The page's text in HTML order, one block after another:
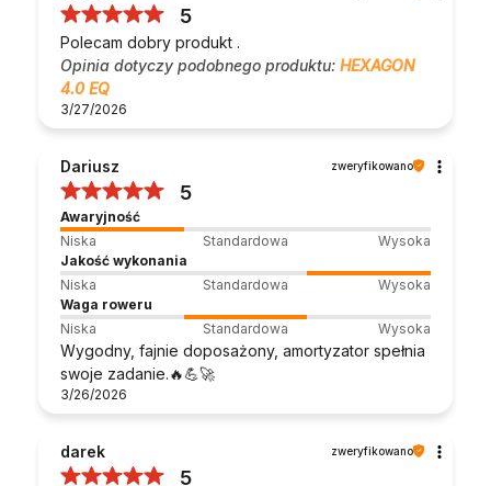
5
Polecam dobry produkt .
Opinia dotyczy podobnego produktu: HEXAGON
4.0 EQ
3/27/2026
Dariusz zweryfikowano
5
Awaryjność
Niska
Standardowa
Wysoka
Jakość wykonania
Niska
Standardowa
Wysoka
Waga roweru
Niska
Standardowa Wysoka
Wygodny, fajnie doposażony, amortyzator spełnia
swoje zadanie.🔥💪🚀
3/26/2026
darek zweryfikowano
5